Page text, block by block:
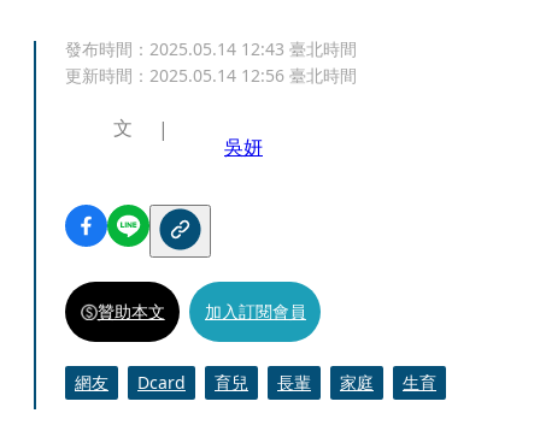
發布時間： 2025.05.14 12:43 臺北時間
更新時間： 2025.05.14 12:56 臺北時間
文
吳妍
贊助本文 加入訂閱會員
網友 Dcard 育兒 長輩 家庭 生育